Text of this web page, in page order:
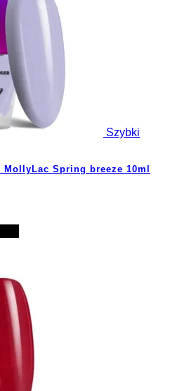
Szybki
Spring breeze 10ml